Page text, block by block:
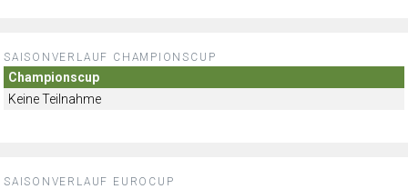
SAISONVERLAUF CHAMPIONSCUP
Championscup
Keine Teilnahme
SAISONVERLAUF EUROCUP